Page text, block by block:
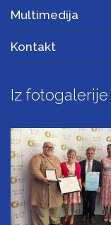
Multimedija
Kontakt
Iz fotogalerije